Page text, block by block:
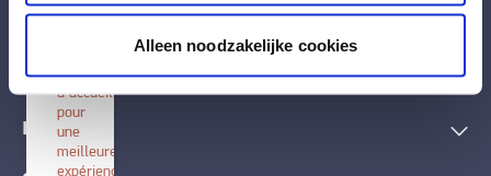
Alleen noodzakelijke cookies
Techniques décoratives
Inspiration
application
écran
d'accueil
pour
une
meilleure
expérience.